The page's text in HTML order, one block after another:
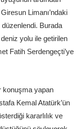
Limanı’ndaki
düzenlendi. Burada
deniz yolu ile getirilen
Fatih Serdengeçti’ye
konuşma yapan
Kemal Atatürk’ün
kararlılık ve